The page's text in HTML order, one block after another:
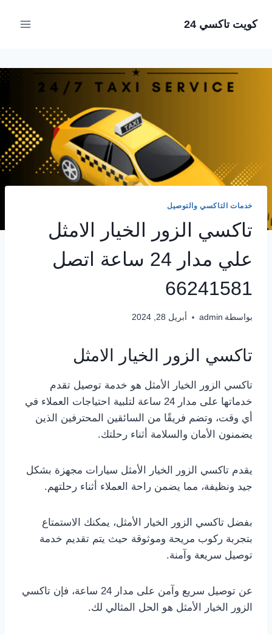
كويت تاكسي 24
خدمات التاكسي والتوصيل
تاكسي الزور الخيار الامثل
علي مدار 24 ساعة اتصل
66241581
بواسطة admin أبريل 28, 2024
تاكسي الزور الخيار الامثل
تاكسي الزور الخيار الأمثل هو خدمة توصيل تقدم
خدماتها على مدار 24 ساعة لتلبية احتياجات العملاء في
أي وقت، وتضم فريقًا من السائقين المحترفين الذين
يضمنون الأمان والسلامة أثناء رحلتك.
يقدم تاكسي الزور الخيار الأمثل سيارات مجهزة بشكل
جيد ونظيفة، مما يضمن راحة العملاء أثناء رحلتهم.
بفضل تاكسي الزور الخيار الأمثل، يمكنك الاستمتاع
بتجربة ركوب مريحة وموثوقة حيث يتم تقديم خدمة
توصيل سريعة وآمنة.
عن توصيل سريع وآمن على مدار 24 ساعة، فإن تاكسي
الزور الخيار الأمثل هو الحل المثالي لك.